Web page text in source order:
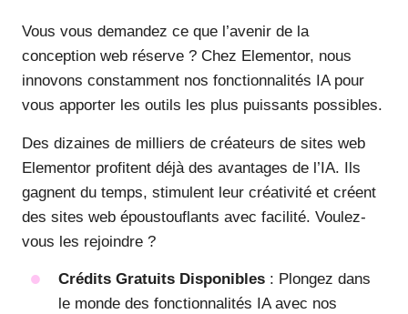
Vous vous demandez ce que l’avenir de la
conception web réserve ? Chez Elementor, nous
innovons constamment nos fonctionnalités IA pour
vous apporter les outils les plus puissants possibles.
Des dizaines de milliers de créateurs de sites web
Elementor profitent déjà des avantages de l’IA. Ils
gagnent du temps, stimulent leur créativité et créent
des sites web époustouflants avec facilité. Voulez-
vous les rejoindre ?
Crédits Gratuits Disponibles : Plongez dans
le monde des fonctionnalités IA avec nos